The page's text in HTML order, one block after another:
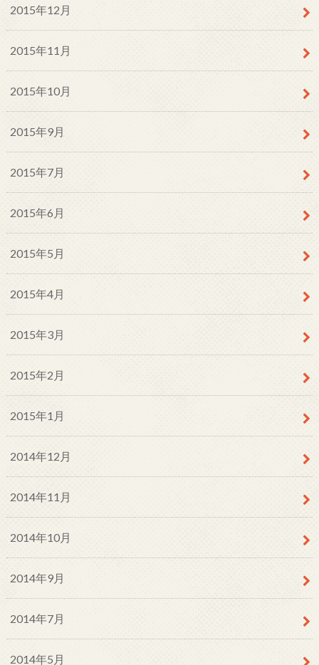
2015年12月
2015年11月
2015年10月
2015年9月
2015年7月
2015年6月
2015年5月
2015年4月
2015年3月
2015年2月
2015年1月
2014年12月
2014年11月
2014年10月
2014年9月
2014年7月
2014年5月